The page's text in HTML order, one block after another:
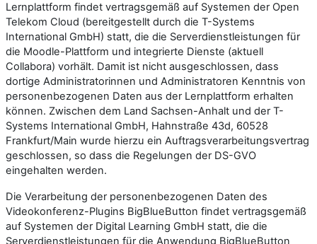
Lernplattform findet vertragsgemäß auf Systemen der Open
Telekom Cloud (bereitgestellt durch die T-Systems
International GmbH) statt, die die Serverdienstleistungen für
die Moodle-Plattform und integrierte Dienste (aktuell
Collabora) vorhält. Damit ist nicht ausgeschlossen, dass
dortige Administratorinnen und Administratoren Kenntnis von
personenbezogenen Daten aus der Lernplattform erhalten
können. Zwischen dem Land Sachsen-Anhalt und der T-
Systems International GmbH, Hahnstraße 43d, 60528
Frankfurt/Main wurde hierzu ein Auftragsverarbeitungsvertrag
geschlossen, so dass die Regelungen der DS-GVO
eingehalten werden.
Die Verarbeitung der personenbezogenen Daten des
Videokonferenz-Plugins BigBlueButton findet vertragsgemäß
auf Systemen der Digital Learning GmbH statt, die die
Serverdienstleistungen für die Anwendung BigBlueButton